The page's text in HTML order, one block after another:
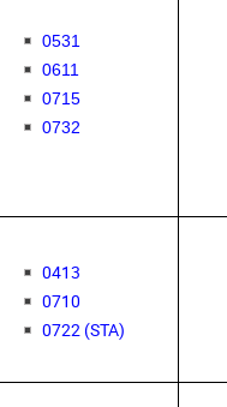
0531
0611
0715
0732
0413
0710
0722 (STA)